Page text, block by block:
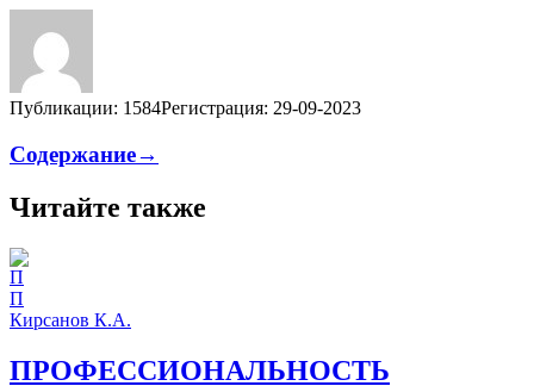
Публикации: 1584Регистрация: 29-09-2023
Содержание→
Читайте также
П
Кирсанов К.А.
ПРОФЕССИОНАЛЬНОСТЬ